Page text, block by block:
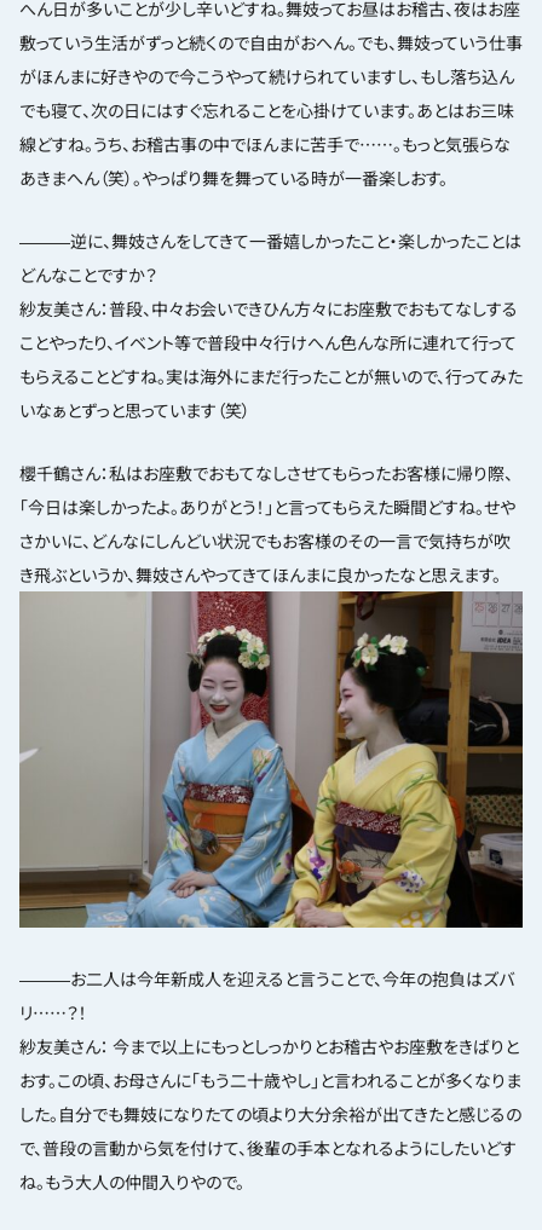
へん日が多いことが少し辛いどすね。舞妓ってお昼はお稽古、夜はお座
敷っていう生活がずっと続くので自由がおへん。でも、舞妓っていう仕事
がほんまに好きやので今こうやって続けられていますし、もし落ち込ん
でも寝て、次の日にはすぐ忘れることを心掛けています。あとはお三味
線どすね。うち、お稽古事の中でほんまに苦手で……。もっと気張らな
あきまへん（笑）。やっぱり舞を舞っている時が一番楽しおす。
―――逆に、舞妓さんをしてきて一番嬉しかったこと・楽しかったことは
どんなことですか？
紗友美さん：普段、中々お会いできひん方々にお座敷でおもてなしする
ことやったり、イベント等で普段中々行けへん色んな所に連れて行って
もらえることどすね。実は海外にまだ行ったことが無いので、行ってみた
いなぁとずっと思っています（笑）
櫻千鶴さん：私はお座敷でおもてなしさせてもらったお客様に帰り際、
「今日は楽しかったよ。ありがとう！」と言ってもらえた瞬間どすね。せや
さかいに、どんなにしんどい状況でもお客様のその一言で気持ちが吹
き飛ぶというか、舞妓さんやってきてほんまに良かったなと思えます。
―――お二人は今年新成人を迎えると言うことで、今年の抱負はズバ
リ……？！
紗友美さん： 今まで以上にもっとしっかりとお稽古やお座敷をきばりと
おす。この頃、お母さんに「もう二十歳やし」と言われることが多くなりま
した。自分でも舞妓になりたての頃より大分余裕が出てきたと感じるの
で、普段の言動から気を付けて、後輩の手本となれるようにしたいどす
ね。もう大人の仲間入りやので。